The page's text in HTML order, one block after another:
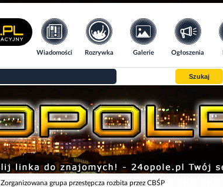
Wiadomości Rozrywka Galerie Ogłoszenia
Szukaj
Zorganizowana grupa przestępcza rozbita przez CBŚP